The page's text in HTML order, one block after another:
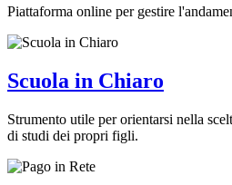
Piattaforma online per gestire
Scuola in Chiaro
Strumento utile per orientarsi nella
di studi dei propri figli.